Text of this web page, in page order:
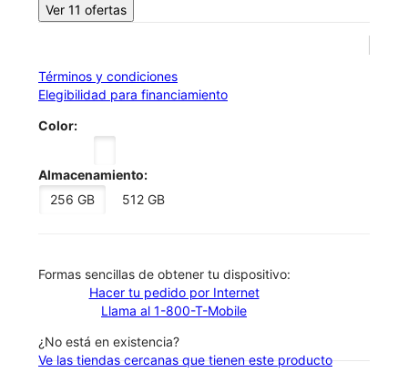
Ver 11 ofertas
Términos y condiciones
Elegibilidad para financiamiento
Color:
Almacenamiento:
256 GB
512 GB
​​​​​​​Formas sencillas de obtener tu dispositivo:
Hacer tu pedido por Internet
Llama al 1-800-T-Mobile
¿No está en existencia?
Ve las tiendas cercanas que tienen este producto